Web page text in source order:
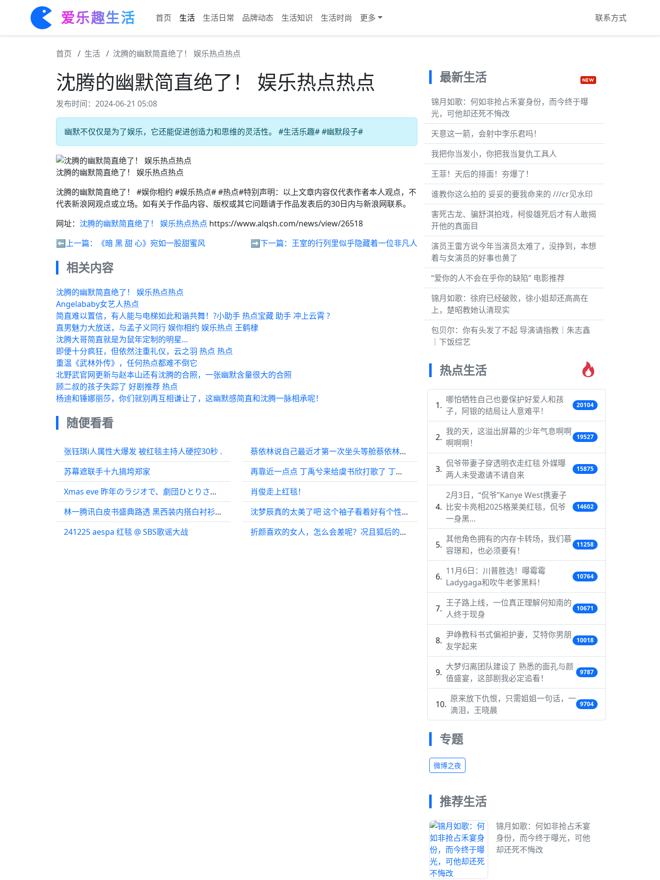
爱乐趣生活 首页 生活 生活日常 品牌动态 生活知识 生活时尚 更多 联系方式
首页 生活 沈腾的幽默简直绝了！ 娱乐热点热点
沈腾的幽默简直绝了！ 娱乐热点热点
发布时间：2024-06-21 05:08
幽默不仅仅是为了娱乐，它还能促进创造力和思维的灵活性。 #生活乐趣# #幽默段子#
沈腾的幽默简直绝了！ 娱乐热点热点
沈腾的幽默简直绝了！ #娱你相约 #娱乐热点# #热点#特别声明：以上文章内容仅代表作者本人观点，不
代表新浪网观点或立场。如有关于作品内容、版权或其它问题请于作品发表后的30日内与新浪网联系。
网址： 沈腾的幽默简直绝了！ 娱乐热点热点 https://www.alqsh.com/news/view/26518
⬅️上一篇：
《暗 黑 甜 心》宛如一股甜蜜风 ➡️下一篇： 王室的行列里似乎隐藏着一位非凡人
相关内容
沈腾的幽默简直绝了！ 娱乐热点热点
Angelababy女艺人热点
简直难以置信，有人能与电梯如此和谐共舞！?小助手 热点宝藏 助手 冲上云霄 ?
直男魅力大放送，与孟子义同行 娱你相约 娱乐热点 王鹤棣
沈腾大哥简直就是为鼠年定制的明星…
即便十分疯狂，但依然注重礼仪，云之羽 热点 热点
重温《武林外传》，任何热点都难不倒它
北野武官网更新与赵本山还有沈腾的合照，一张幽默含量很大的合照
顾二叔的孩子失踪了 好剧推荐 热点
杨迪和锤娜丽莎，你们就别再互相谦让了，这幽默感简直和沈腾一脉相承呢！
随便看看
张钰琪i人属性大爆发 被红毯主持人硬控30秒 .
苏幕遮联手十九搞垮郑家
Xmas eve 昨年のラジオで、劇団ひとりさんからリクエスト貰ったおかげ
林一腾讯白皮书盛典路透️ 黑西装内搭白衬衫矜贵又帅气 小王子既视感
241225 aespa 红毯 @ SBS歌谣大战
蔡依林说自己最近才第一次坐头等舱蔡依林说自己坐头等舱很浪费
再靠近一点点 丁禹兮来给虞书欣打歌了 丁禹兮收拾收拾准备升咖吧
肖俊走上红毯！
沈梦辰真的太美了吧 这个袖子看着好有个性哈哈2024腾讯娱乐白皮书
折颜喜欢的女人，怎么会差呢？况且狐后的背景也不容小觑
最新生活
锦月如歌：何如非抢占禾宴身份，而今终于曝
光，可他却还死不悔改
天意这一箭，会射中李乐君吗！
我把你当发小，你把我当复仇工具人
王菲！天后的排面！夯爆了！
谁教你这么拍的 妥妥的要我命来的 ///cr见水印
害死古龙、骗舒淇拍戏，柯俊雄死后才有人敢揭
开他的真面目
演员王雷方说今年当演员太难了，没挣到，本想
着与女演员的好事也黄了
“爱你的人不会在乎你的缺陷” 电影推荐
锦月如歌：徐府已经破败，徐小姐却还高高在
上，楚昭教她认清现实
包贝尔：你有头发了不起 导演请指教｜朱志鑫
｜下饭综艺
热点生活
哪怕牺牲自己也要保护好爱人和孩
子，阿银的结局让人意难平！
20104
我的天，这溢出屏幕的少年气息啊啊
啊啊啊！
19527
侃爷带妻子穿透明衣走红毯 外媒曝
两人未受邀请不请自来
15875
2月3日，“侃爷”Kanye West携妻子
比安卡亮相2025格莱美红毯，侃爷
一身黑…
14602
其他角色拥有的内存卡转场，我们慕
容璟和，也必须要有！
11258
11月6日：川普胜选！曝霉霉
Ladygaga和吹牛老爹黑料！
10764
王子路上线，一位真正理解何知南的
人终于现身
10671
尹峥教科书式偏袒护妻，艾特你男朋
友学起来
10018
大梦归离团队建设了 熟悉的面孔与颜
值盛宴，这部剧我必定追看！
9787
原来放下仇恨，只需姐姐一句话，一
滴泪，王晓晨
9704
专题
微博之夜
推荐生活
锦月如歌：何如非抢占禾宴
身份，而今终于曝光，可他
却还死不悔改